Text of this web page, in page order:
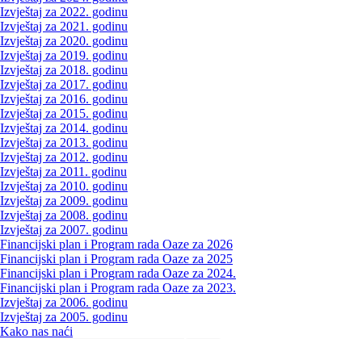
Izvještaj za 2022. godinu
Izvještaj za 2021. godinu
Izvještaj za 2020. godinu
Izvještaj za 2019. godinu
Izvještaj za 2018. godinu
Izvještaj za 2017. godinu
Izvještaj za 2016. godinu
Izvještaj za 2015. godinu
Izvještaj za 2014. godinu
Izvještaj za 2013. godinu
Izvještaj za 2012. godinu
Izvještaj za 2011. godinu
Izvještaj za 2010. godinu
Izvještaj za 2009. godinu
Izvještaj za 2008. godinu
Izvještaj za 2007. godinu
Financijski plan i Program rada Oaze za 2026
Financijski plan i Program rada Oaze za 2025
Financijski plan i Program rada Oaze za 2024.
Financijski plan i Program rada Oaze za 2023.
Izvještaj za 2006. godinu
Izvještaj za 2005. godinu
Kako nas naći